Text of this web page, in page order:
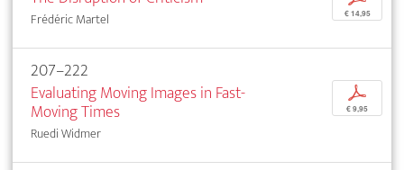
Frédéric Martel € 14,95
207–222
Evaluating Moving Images in Fast-
Moving Times
Ruedi Widmer
p
€ 9,95